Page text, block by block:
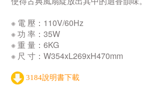
※ 電 壓：110V/60Hz
※ 功 率：35W
※ 重 量：6KG
※ 尺 寸：W354xL269xH470mm
3184說明書下載